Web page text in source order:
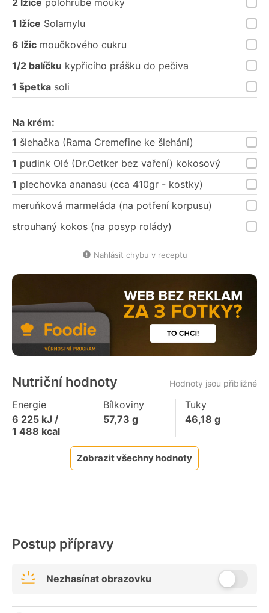
2 lžíce polohrubé mouky
1 lžíce Solamylu
6 lžic moučkového cukru
1/2 balíčku kypřicího prášku do pečiva
1 špetka soli
Na krém:
1 šlehačka (Rama Cremefine ke šlehání)
1 pudink Olé (Dr.Oetker bez vaření) kokosový
1 plechovka ananasu (cca 410gr - kostky)
meruňková marmeláda (na potření korpusu)
strouhaný kokos (na posyp rolády)
Nahlásit chybu v receptu
Nutriční hodnoty Hodnoty jsou přibližné
Energie
6 225 kJ /
1 488 kcal
Bílkoviny
57,73 g
Tuky
46,18 g
Zobrazit všechny hodnoty
Postup přípravy
Nezhasínat obrazovku